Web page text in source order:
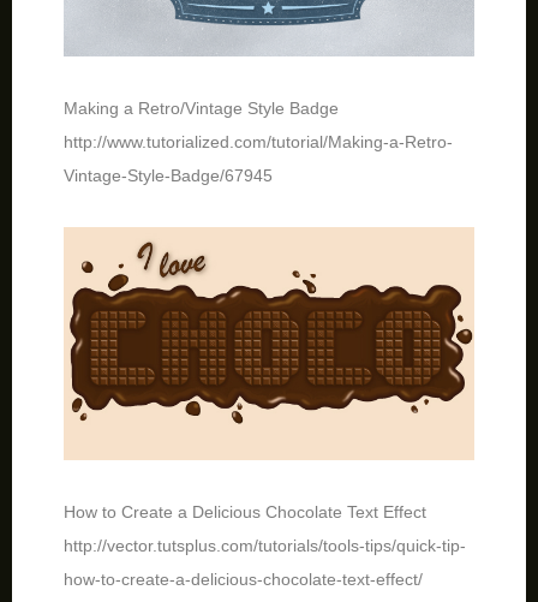
Making a Retro/Vintage Style Badge
http://www.tutorialized.com/tutorial/Making-a-Retro-
Vintage-Style-Badge/67945
How to Create a Delicious Chocolate Text Effect
http://vector.tutsplus.com/tutorials/tools-tips/quick-tip-
how-to-create-a-delicious-chocolate-text-effect/